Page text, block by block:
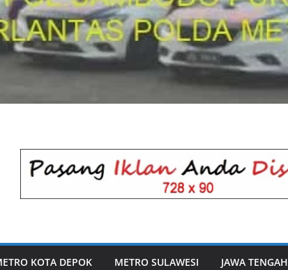
KOTA DEPOK METRO SULAWESI JAWA TENGAH